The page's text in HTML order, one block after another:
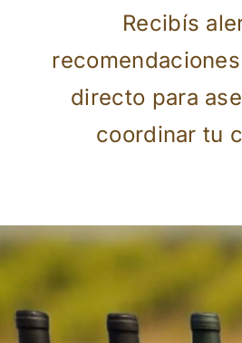
Recibís
directo para
coordinar tu